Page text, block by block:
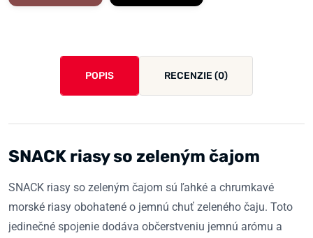
POPIS RECENZIE (0)
SNACK riasy so zeleným čajom
SNACK riasy so zeleným čajom sú ľahké a chrumkavé
morské riasy obohatené o jemnú chuť zeleného čaju. Toto
jedinečné spojenie dodáva občerstveniu jemnú arómu a